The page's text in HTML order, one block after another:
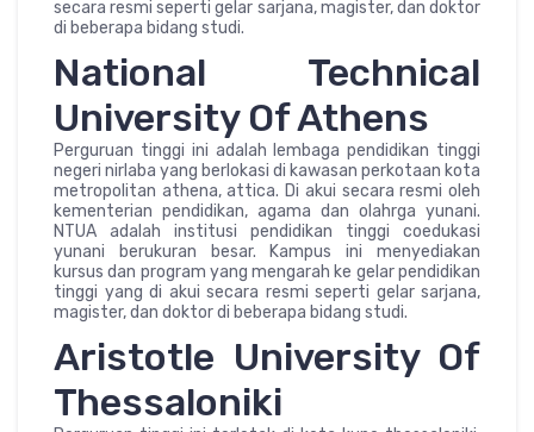
secara resmi seperti gelar sarjana, magister, dan doktor
di beberapa bidang studi.
National Technical
University Of Athens
Perguruan tinggi ini adalah lembaga pendidikan tinggi
negeri nirlaba yang berlokasi di kawasan perkotaan kota
metropolitan athena, attica. Di akui secara resmi oleh
kementerian pendidikan, agama dan olahrga yunani.
NTUA adalah institusi pendidikan tinggi coedukasi
yunani berukuran besar. Kampus ini menyediakan
kursus dan program yang mengarah ke gelar pendidikan
tinggi yang di akui secara resmi seperti gelar sarjana,
magister, dan doktor di beberapa bidang studi.
Aristotle University Of
Thessaloniki